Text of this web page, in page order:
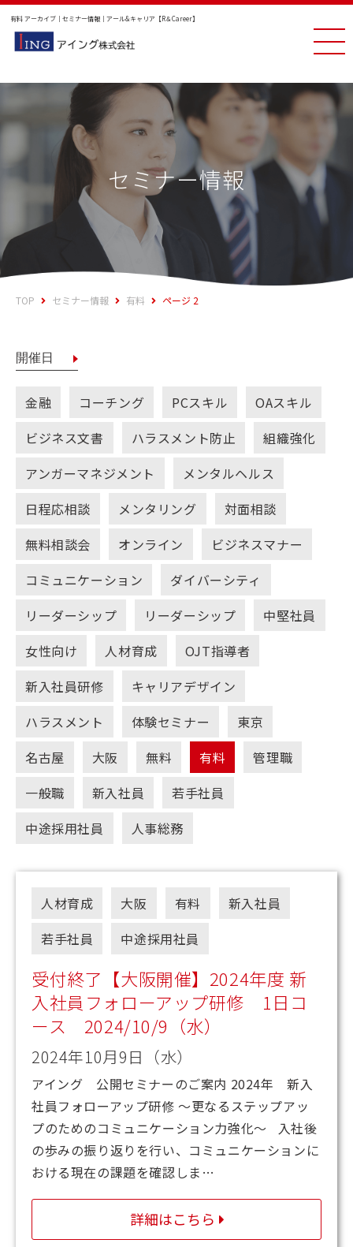
有料 アーカイブ｜セミナー情報｜アール&キャリア【R＆Career】
セミナー情報
TOP セミナー情報 有料 ページ 2
金融 コーチング PCスキル
OAスキル
ビジネス文書
ハラスメント防止
組織強化
アンガーマネジメント
メンタルヘルス
日程応相談
メンタリング
対面相談
無料相談会
オンライン
ビジネスマナー
コミュニケーション
ダイバーシティ
リーダーシップ
リーダーシップ
中堅社員
女性向け
人材育成
OJT指導者
新入社員研修
キャリアデザイン
ハラスメント
体験セミナー
東京
名古屋
大阪 無料 有料
管理職
一般職
新入社員
若手社員
中途採用社員
人事総務
人材育成 大阪 有料
新入社員
若手社員
中途採用社員
受付終了【大阪開催】2024年度 新
入社員フォローアップ研修 1日コ
ース 2024/10/9（水）
2024年10月9日（水）
アイング 公開セミナーのご案内 2024年 新入
社員フォローアップ研修 ～更なるステップアッ
プのためのコミュニケーション力強化～ 入社後
の歩みの振り返りを行い、コミュニケーションに
おける現在の課題を確認しま…
詳細はこちら